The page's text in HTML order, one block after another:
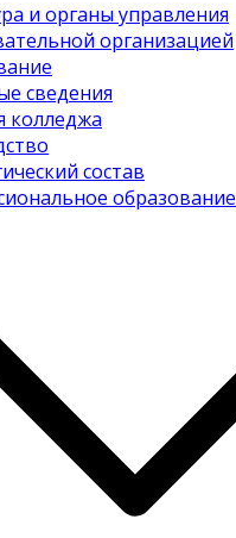
и органы управления
организацией
сведения
колледжа
состав
образование